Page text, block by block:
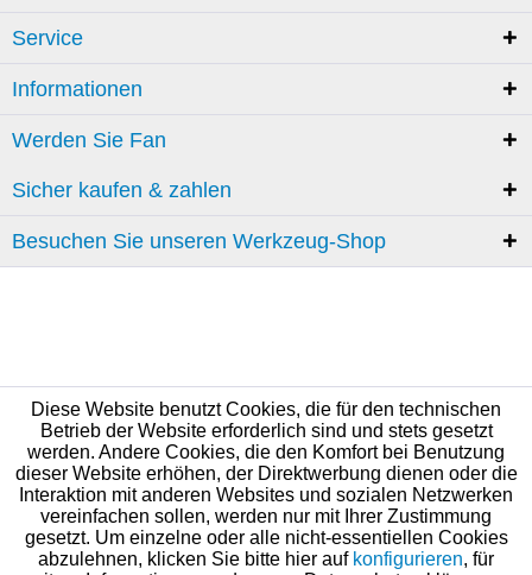
Service
Informationen
Werden Sie Fan
Sicher kaufen & zahlen
Besuchen Sie unseren Werkzeug-Shop
Diese Website benutzt Cookies, die für den technischen
Betrieb der Website erforderlich sind und stets gesetzt
werden. Andere Cookies, die den Komfort bei Benutzung
dieser Website erhöhen, der Direktwerbung dienen oder die
Interaktion mit anderen Websites und sozialen Netzwerken
vereinfachen sollen, werden nur mit Ihrer Zustimmung
gesetzt. Um einzelne oder alle nicht-essentiellen Cookies
abzulehnen, klicken Sie bitte hier auf konfigurieren, für